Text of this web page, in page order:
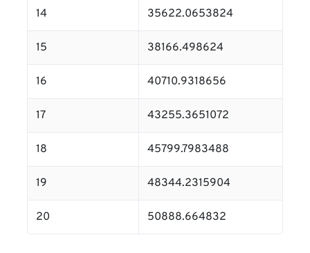
14 35622.0653824
15 38166.498624
16 40710.9318656
17 43255.3651072
18 45799.7983488
19 48344.2315904
20 50888.664832